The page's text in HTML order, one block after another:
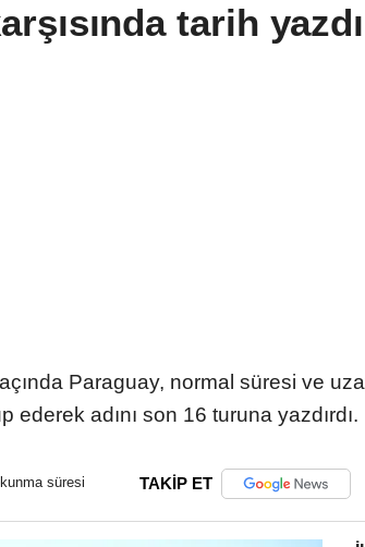
tarih yazdı
Paraguay, normal süresi ve
ederek adını son 16 turuna yazdırdı.
süresi TAKİP ET